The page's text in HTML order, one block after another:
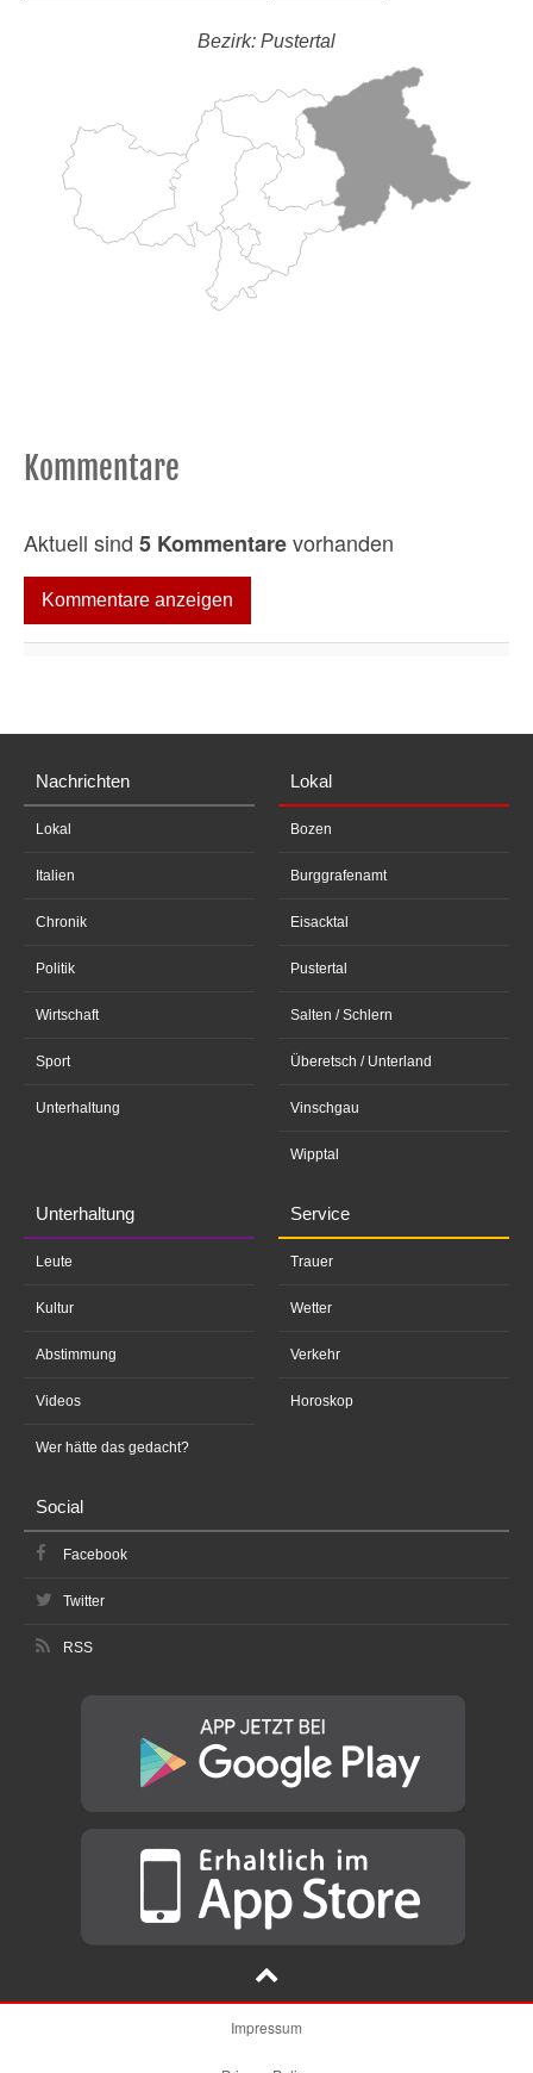
Bezirk: Pustertal
Kommentare
Aktuell sind 5 Kommentarevorhanden
Kommentare anzeigen
Nachrichten
Lokal
Italien
Chronik
Politik
Wirtschaft
Sport
Unterhaltung
Lokal
Bozen
Burggrafenamt
Eisacktal
Pustertal
Salten / Schlern
Überetsch / Unterland
Vinschgau
Wipptal
Unterhaltung
Leute
Kultur
Abstimmung
Videos
Wer hätte das gedacht?
Service
Trauer
Wetter
Verkehr
Horoskop
Social
Facebook
Twitter
RSS
Impressum